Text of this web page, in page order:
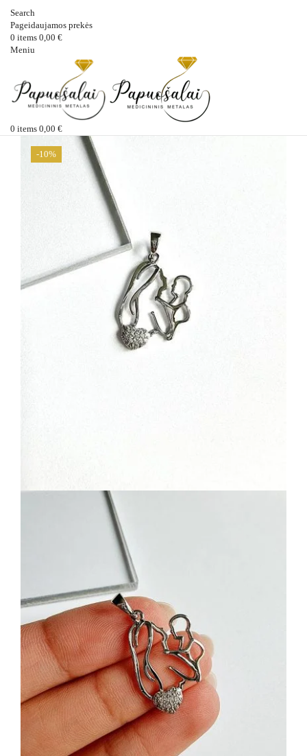
Search
Pageidaujamos prekės
0 items 0,00 €
Meniu
0 items 0,00 €
-10%